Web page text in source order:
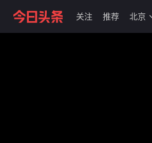
关注 推荐 北京